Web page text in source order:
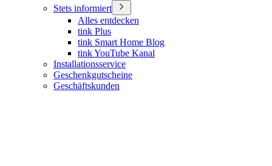
Stets informiert
Alles entdecken
tink Plus
tink Smart Home Blog
tink YouTube Kanal
Installationsservice
Geschenkgutscheine
Geschäftskunden